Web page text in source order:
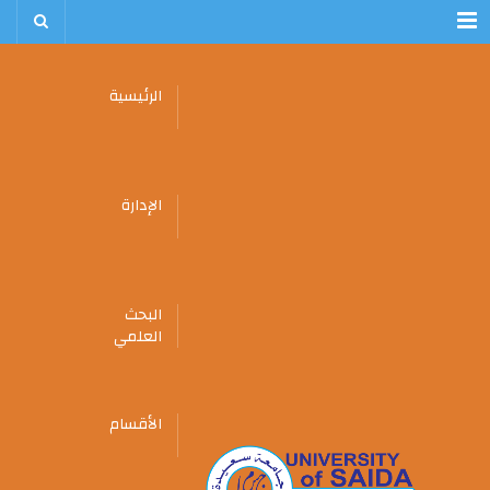
Menu
الرئيسية
الإدارة
البحث
العلمي
الأقسام